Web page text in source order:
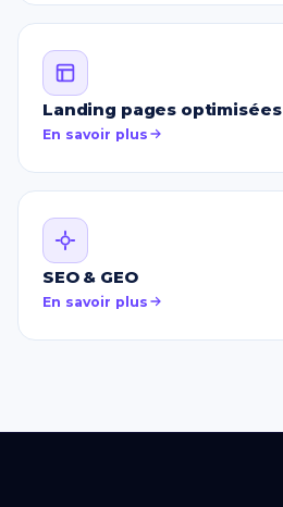
Landing pages optimisées
En savoir plus
SEO & GEO
En savoir plus